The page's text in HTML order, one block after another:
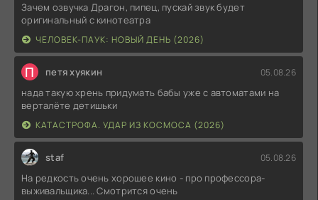
Зачем озвучка Драгон, пипец, пускай звук будет
оригинальный с кинотеатра
ЧЕЛОВЕК-ПАУК: НОВЫЙ ДЕНЬ (2026)
П петя хуякин 05.08.26
нада такую хрень придумать бабы уже с автоматами на
верталёте детишьки
КАТАСТРОФА. УДАР ИЗ КОСМОСА (2026)
staf 05.08.26
На редкость очень хорошее кино - про профессора-
выживальщика... Смотрится очень